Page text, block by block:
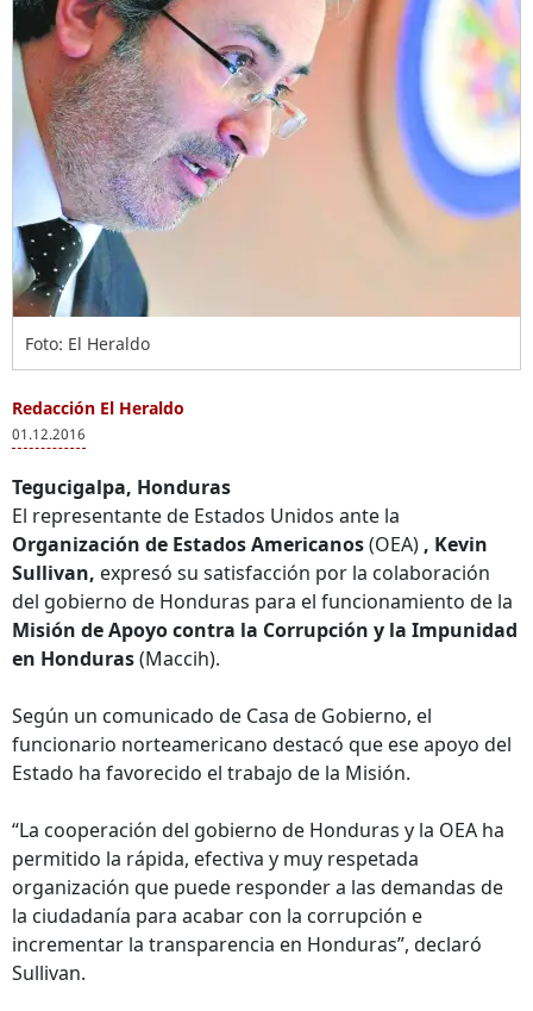
Foto: El Heraldo
Redacción El Heraldo
01.12.2016
Tegucigalpa, Honduras
El representante de Estados Unidos ante la
Organización de Estados Americanos(OEA) , Kevin
Sullivan, expresó su satisfacción por la colaboración
del gobierno de Honduras para el funcionamiento de la
Misión de Apoyo contra la Corrupción y la Impunidad
en Honduras(Maccih).
Según un comunicado de Casa de Gobierno, el
funcionario norteamericano destacó que ese apoyo del
Estado ha favorecido el trabajo de la Misión.
“La cooperación del gobierno de Honduras y la OEA ha
permitido la rápida, efectiva y muy respetada
organización que puede responder a las demandas de
la ciudadanía para acabar con la corrupción e
incrementar la transparencia en Honduras”, declaró
Sullivan.